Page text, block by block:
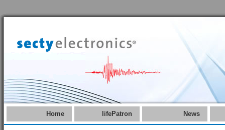
Home lifePatron News